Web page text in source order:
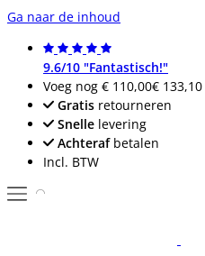
Ga naar de inhoud
9.6/10 "Fantastisch!"
Voeg nog € 110,00€ 133,10
Gratis retourneren
Snelle levering
Achterafbetalen
Incl. BTW